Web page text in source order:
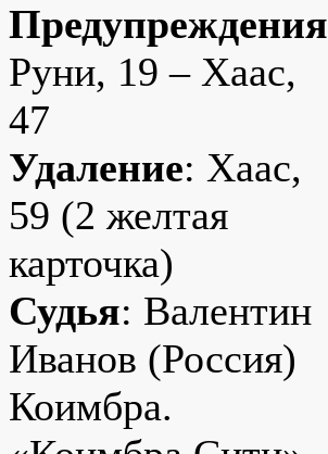
Предупреждения
Руни, 19 – Хаас,
47
Удаление: Хаас,
59 (2 желтая
карточка)
Судья: Валентин
Иванов (Россия)
Коимбра.